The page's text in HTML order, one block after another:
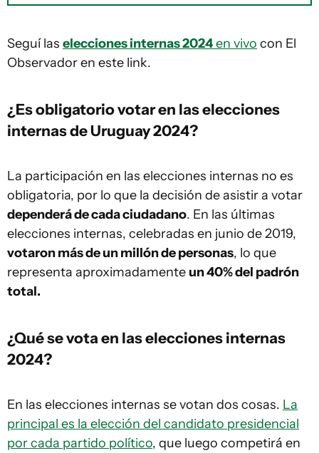
Seguí las elecciones internas 2024en vivo con El
Observador en este link.
¿Es obligatorio votar en las elecciones
internas deUruguay2024?
La participación en las elecciones internas no es
obligatoria, por lo que la decisión de asistir a votar
dependerá de cada ciudadano. En las últimas
elecciones internas, celebradas en junio de 2019,
votaron más de un millón de personas, lo que
representa aproximadamente un 40% del padrón
total.
¿Qué se vota en laselecciones internas
2024?
En las elecciones internas se votan dos cosas. La
principal es la elección del candidato presidencial
por cada partido político, que luego competirá en